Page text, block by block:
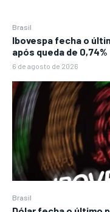
Brasil
Ibovespa fecha o
após queda de 0,74%
6 de agosto de 2026
Brasil